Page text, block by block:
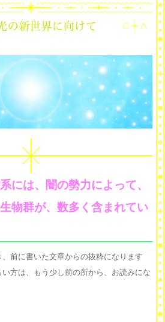
には、闇の勢力によって、
物群が、数多く含まれてい
前に書いた文章からの抜粋になります
い方は、もう少し前の所から、お読みにな